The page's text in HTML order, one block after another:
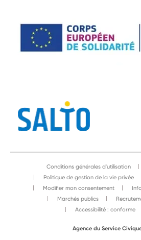
Conditions générales d'utilisation
Politique de gestion de la vie privée
Modifier mon consentement
Marchés publics
Accessibilité : conforme
Agence du Service